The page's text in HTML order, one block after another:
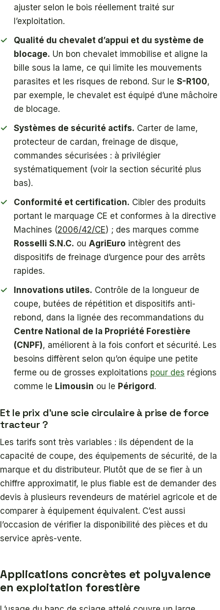
ajuster selon le bois réellement traité sur
l’exploitation.
Qualité du chevalet d’appui et du système de
blocage. Un bon chevalet immobilise et aligne la
bille sous la lame, ce qui limite les mouvements
parasites et les risques de rebond. Sur le S-R100,
par exemple, le chevalet est équipé d’une mâchoire
de blocage.
Systèmes de sécurité actifs. Carter de lame,
protecteur de cardan, freinage de disque,
commandes sécurisées : à privilégier
systématiquement (voir la section sécurité plus
bas).
Conformité et certification. Cibler des produits
portant le marquage CE et conformes à la directive
Machines (2006/42/CE) ; des marques comme
Rosselli S.N.C. ou AgriEuro intègrent des
dispositifs de freinage d’urgence pour des arrêts
rapides.
Innovations utiles. Contrôle de la longueur de
coupe, butées de répétition et dispositifs anti-
rebond, dans la lignée des recommandations du
Centre National de la Propriété Forestière
(CNPF), améliorent à la fois confort et sécurité. Les
besoins diffèrent selon qu’on équipe une petite
ferme ou de grosses exploitations pour des régions
comme le Limousin ou le Périgord .
Et le prix d’une scie circulaire à prise de force
tracteur ?
Les tarifs sont très variables : ils dépendent de la
capacité de coupe, des équipements de sécurité, de la
marque et du distributeur. Plutôt que de se fier à un
chiffre approximatif, le plus fiable est de demander des
devis à plusieurs revendeurs de matériel agricole et de
comparer à équipement équivalent. C’est aussi
l’occasion de vérifier la disponibilité des pièces et du
service après-vente.
Applications concrètes et polyvalence
en exploitation forestière